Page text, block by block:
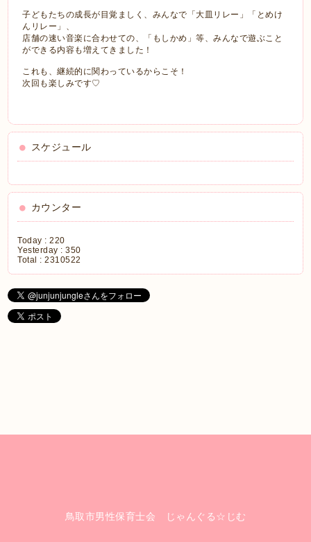
子どもたちの成長が目覚ましく、みんなで「大皿リレー」「とめけ
んリレー」、
店舗の速い音楽に合わせての、「もしかめ」等、みんなで遊ぶこと
ができる内容も増えてきました！
これも、継続的に関わっているからこそ！
次回も楽しみです♡
スケジュール
カウンター
Today :220
Yesterday :350
Total :2310522
鳥取市男性保育士会 じゃんぐる☆じむ